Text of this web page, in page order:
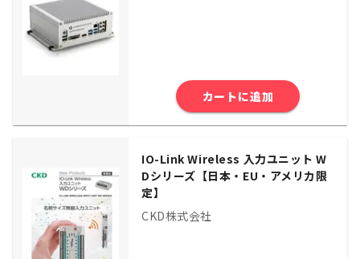
カートに追加
IO-Link Wireless 入力ユニット W
Dシリーズ【日本・EU・アメリカ限
定】
CKD株式会社